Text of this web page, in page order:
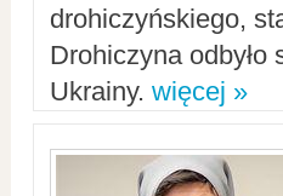
drohiczyńskiego,
Drohiczyna
Ukrainy. więcej »